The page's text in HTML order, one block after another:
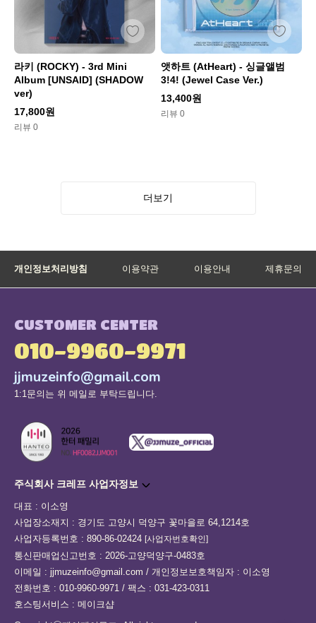
라키 (ROCKY) - 3rd Mini
Album [UNSAID] (SHADOW
ver)
17,800원
리뷰 0
앳하트 (AtHeart) - 싱글앨범
3!4! (Jewel Case Ver.)
13,400원
리뷰 0
더보기
개인정보처리방침 이용약관 이용안내 제휴문의
CUSTOMER CENTER
010-9960-9971
jjmuzeinfo@gmail.com
1:1문의는 위 메일로 부탁드립니다.
주식회사 크레프 사업자정보
대표 : 이소영
사업장소재지 : 경기도 고양시 덕양구 꽃마을로 64,1214호
사업자등록번호 : 890-86-02424 [사업자번호확인]
통신판매업신고번호 : 2026-고양덕양구-0483호
이메일 : jjmuzeinfo@gmail.com / 개인정보보호책임자 : 이소영
전화번호 : 010-9960-9971 / 팩스 : 031-423-0311
호스팅서비스 : 메이크샵